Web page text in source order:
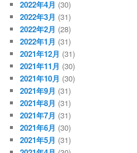
2022年4月 (30)
2022年3月 (31)
2022年2月 (28)
2022年1月 (31)
2021年12月 (31)
2021年11月 (30)
2021年10月 (30)
2021年9月 (31)
2021年8月 (31)
2021年7月 (31)
2021年6月 (30)
2021年5月 (31)